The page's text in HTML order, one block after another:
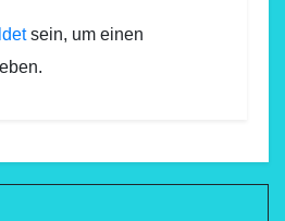
sein, um einen